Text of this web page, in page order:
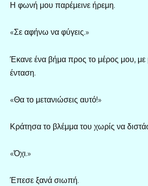
Η φωνή μου παρέμεινε ήρεμη.
«Σε αφήνω να φύγεις.»
Έκανε ένα βήμα προς το μέρος μου, με
ένταση.
«Θα το μετανιώσεις αυτό!»
Κράτησα το βλέμμα του χωρίς να
«Όχι.»
Έπεσε ξανά σιωπή.